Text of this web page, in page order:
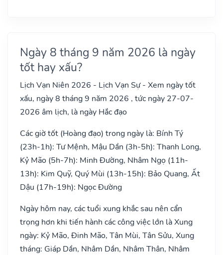
Ngày 8 tháng 9 năm 2026 là ngày
tốt hay xấu?
Lịch Vạn Niên 2026 - Lịch Vạn Sự - Xem ngày tốt
xấu, ngày 8 tháng 9 năm 2026 , tức ngày 27-07-
2026 âm lịch, là ngày Hắc đạo
Các giờ tốt (Hoàng đạo) trong ngày là: Bính Tý
(23h-1h): Tư Mệnh, Mậu Dần (3h-5h): Thanh Long,
Kỷ Mão (5h-7h): Minh Đường, Nhâm Ngọ (11h-
13h): Kim Quỹ, Quý Mùi (13h-15h): Bảo Quang, Ất
Dậu (17h-19h): Ngọc Đường
Ngày hôm nay, các tuổi xung khắc sau nên cẩn
trọng hơn khi tiến hành các công việc lớn là Xung
ngày: Kỷ Mão, Đinh Mão, Tân Mùi, Tân Sửu, Xung
tháng: Giáp Dần, Nhâm Dần, Nhâm Thân, Nhâm